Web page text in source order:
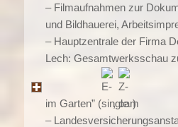
– Filmaufnahmen zur
und Bildhauerei,
– Hauptzentrale der Firma
Lech: Gesamtwerksschau
im Garten” ( ,
)
–